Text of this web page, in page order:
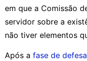
em que a Comissão
servidor sobre a
não tiver elementos
Após a fase de defesa